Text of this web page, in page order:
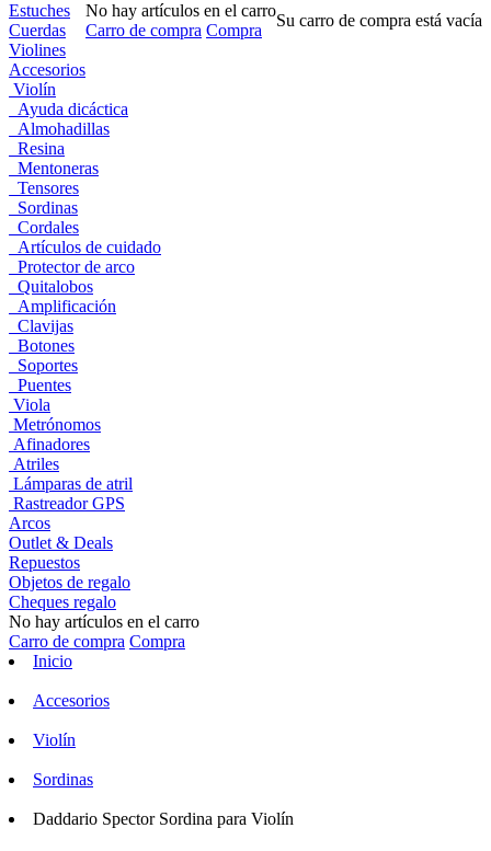
No hay artículos en el carro
Carro de compra Compra
Su carro de compra está vacía
Estuches
Cuerdas
Violines
Accesorios
Violín
Ayuda dicáctica
Almohadillas
Resina
Mentoneras
Tensores
Sordinas
Cordales
Artículos de cuidado
Protector de arco
Quitalobos
Amplificación
Clavijas
Botones
Soportes
Puentes
Viola
Metrónomos
Afinadores
Atriles
Lámparas de atril
Rastreador GPS
Arcos
Outlet & Deals
Repuestos
Objetos de regalo
Cheques regalo
No hay artículos en el carro
Carro de compra Compra
Inicio
Accesorios
Violín
Sordinas
Daddario Spector Sordina para Violín